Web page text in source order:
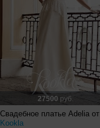
27500 руб.
Свадебное платье Adelia от
Kookla